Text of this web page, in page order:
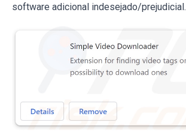
software adicional indesejado/prejudicial.